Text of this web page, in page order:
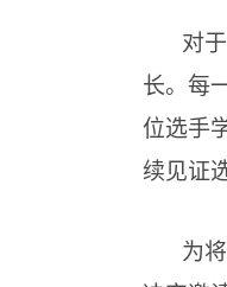
对
长。每
位选手
续见证
为